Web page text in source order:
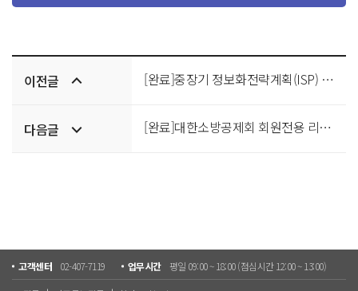
다음글
이전글 [완료]중장기 정보화전략계획(ISP) 수립 용역 입찰공고
다음글 [완료]대한소방공제회 회원전용 리조트 회원권 구매 입찰공고
고객센터 02-407-7119 업무시간 평일 09:00 ~ 18:00 (점심시간 12:00 ~ 13:00)